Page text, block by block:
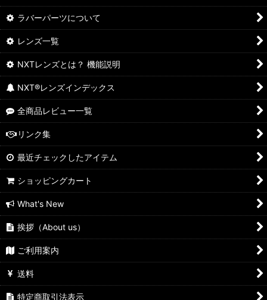
ラバーパーツについて
レンズ一覧
NXTレンズとは？ 機能説明
NXT®レンズインデックス
全商品レビュー一覧
リンク集
最近チェックしたアイテム
ショッピングカート
What's New
挨拶（About us）
ご利用案内
送料
特定商取引法表示